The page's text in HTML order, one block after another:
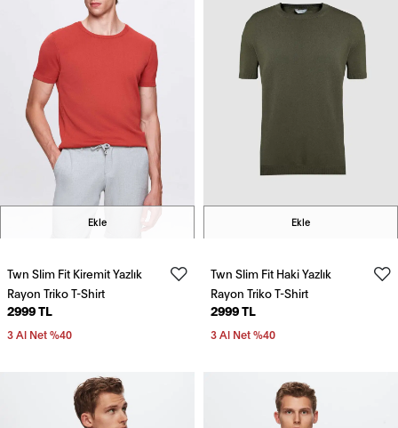
Ekle
Twn Slim Fit Kiremit Yazlık
Rayon Triko T-Shirt
2999 TL
3 Al Net %40
Ekle
Twn Slim Fit Haki Yazlık
Rayon Triko T-Shirt
2999 TL
3 Al Net %40